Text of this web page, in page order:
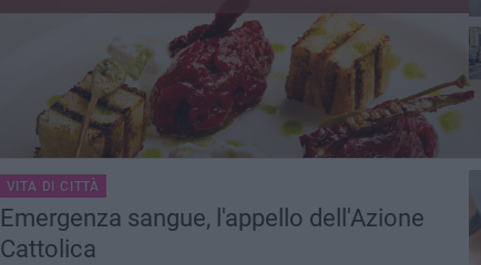
VITA DI CITTÀ
Emergenza sangue, l'appello dell'Azione
Cattolica
4